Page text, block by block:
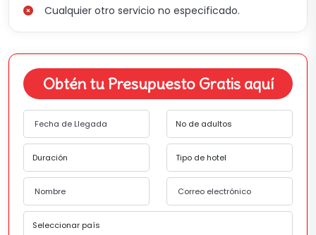
Cualquier otro servicio no especificado.
Obtén tu Presupuesto Gratis aquí